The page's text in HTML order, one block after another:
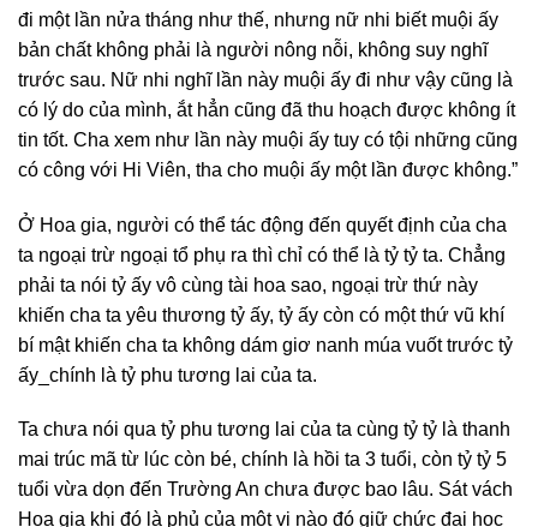
đi một lần nửa tháng như thế, nhưng nữ nhi biết muội ấy
bản chất không phải là người nông nỗi, không suy nghĩ
trước sau. Nữ nhi nghĩ lần này muội ấy đi như vậy cũng là
có lý do của mình, ắt hẳn cũng đã thu hoạch được không ít
tin tốt. Cha xem như lần này muội ấy tuy có tội những cũng
có công với Hi Viên, tha cho muội ấy một lần được không.”
Ở Hoa gia, người có thể tác động đến quyết định của cha
ta ngoại trừ ngoại tổ phụ ra thì chỉ có thể là tỷ tỷ ta. Chẳng
phải ta nói tỷ ấy vô cùng tài hoa sao, ngoại trừ thứ này
khiến cha ta yêu thương tỷ ấy, tỷ ấy còn có một thứ vũ khí
bí mật khiến cha ta không dám giơ nanh múa vuốt trước tỷ
ấy_chính là tỷ phu tương lai của ta.
Ta chưa nói qua tỷ phu tương lai của ta cùng tỷ tỷ là thanh
mai trúc mã từ lúc còn bé, chính là hồi ta 3 tuổi, còn tỷ tỷ 5
tuổi vừa dọn đến Trường An chưa được bao lâu. Sát vách
Hoa gia khi đó là phủ của một vị nào đó giữ chức đại học